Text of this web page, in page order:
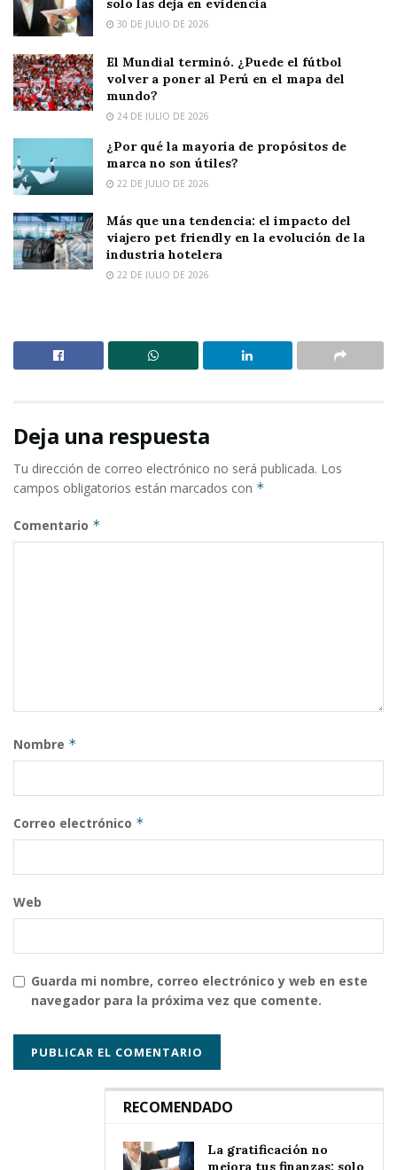
solo las deja en evidencia
30 DE JULIO DE 2026
El Mundial terminó. ¿Puede el fútbol
volver a poner al Perú en el mapa del
mundo?
24 DE JULIO DE 2026
¿Por qué la mayoría de propósitos de
marca no son útiles?
22 DE JULIO DE 2026
Más que una tendencia: el impacto del
viajero pet friendly en la evolución de la
industria hotelera
22 DE JULIO DE 2026
Deja una respuesta
Tu dirección de correo electrónico no será publicada. Los
campos obligatorios están marcados con *
Comentario *
Nombre *
Correo electrónico *
Web
Guarda mi nombre, correo electrónico y web en este
navegador para la próxima vez que comente.
RECOMENDADO
La gratificación no
mejora tus finanzas: solo